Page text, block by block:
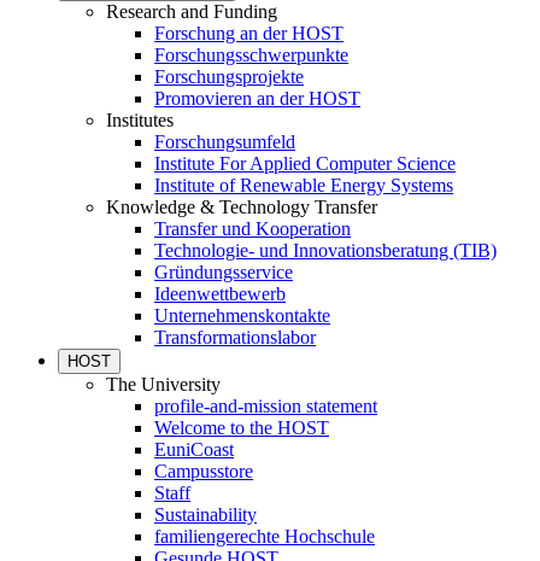
Research and Funding
Forschung an der HOST
Forschungsschwerpunkte
Forschungsprojekte
Promovieren an der HOST
Institutes
Forschungsumfeld
Institute For Applied Computer Science
Institute of Renewable Energy Systems
Knowledge & Technology Transfer
Transfer und Kooperation
Technologie- und Innovationsberatung (TIB)
Gründungsservice
Ideenwettbewerb
Unternehmenskontakte
Transformationslabor
HOST
The University
profile-and-mission statement
Welcome to the HOST
EuniCoast
Campusstore
Staff
Sustainability
familiengerechte Hochschule